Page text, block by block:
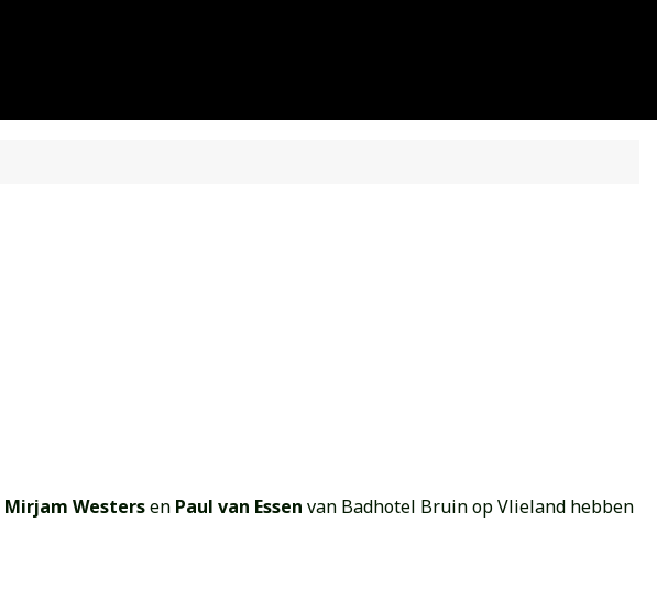
Mirjam Westersen Paul van Essen van Badhotel Bruin op Vlieland hebben